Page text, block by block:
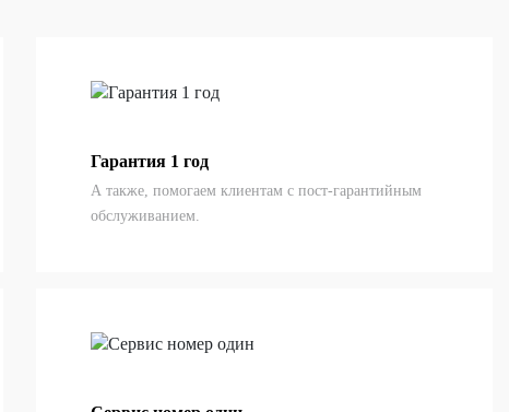
Гарантия 1 год
А также, помогаем клиентам с пост-гарантийным
обслуживанием.